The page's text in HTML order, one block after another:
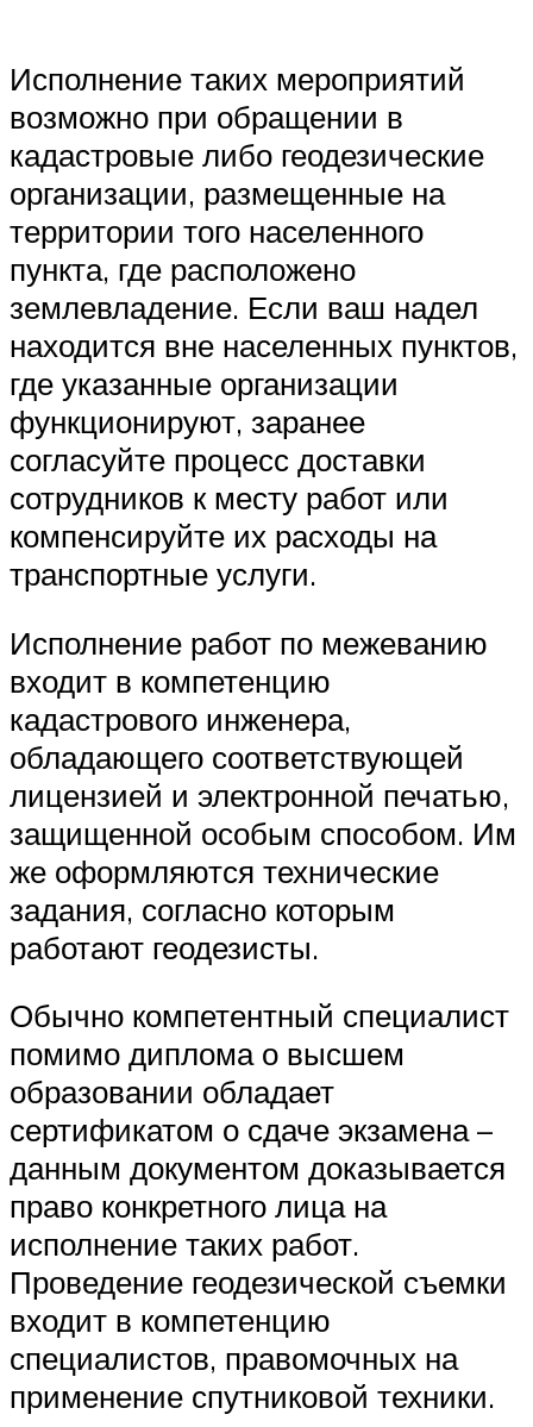
Исполнение таких мероприятий
возможно при обращении в
кадастровые либо геодезические
организации, размещенные на
территории того населенного
пункта, где расположено
землевладение. Если ваш надел
находится вне населенных пунктов,
где указанные организации
функционируют, заранее
согласуйте процесс доставки
сотрудников к месту работ или
компенсируйте их расходы на
транспортные услуги.
Исполнение работ по межеванию
входит в компетенцию
кадастрового инженера,
обладающего соответствующей
лицензией и электронной печатью,
защищенной особым способом. Им
же оформляются технические
задания, согласно которым
работают геодезисты.
Обычно компетентный специалист
помимо диплома о высшем
образовании обладает
сертификатом о сдаче экзамена –
данным документом доказывается
право конкретного лица на
исполнение таких работ.
Проведение геодезической съемки
входит в компетенцию
специалистов, правомочных на
применение спутниковой техники.